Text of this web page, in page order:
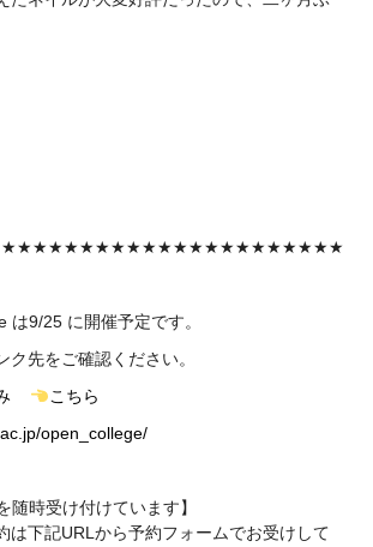
は9/25 に開催予定です。
ク先をご確認ください。
こちら
open_college/
随時受け付けています】
は下記URL から予約フォームでお受けして